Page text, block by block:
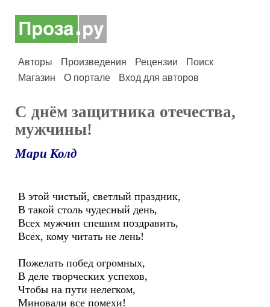
Авторы Произведения Рецензии
Поиск
Магазин
О портале Вход для авторов
С днём защитника отечества,
мужчины!
Мари Колд
В этой чистый, светлый праздник,
В такой столь чудесный день,
Всех мужчин спешим поздравить,
Всех, кому читать не лень!
Пожелать побед огромных,
В деле творческих успехов,
Чтобы на пути нелегком,
Миновали все помехи!